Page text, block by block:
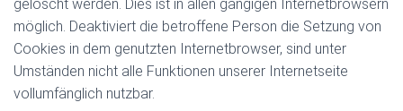
gelöscht werden. Dies ist in allen gängigen Internetbrowsern
möglich. Deaktiviert die betroffene Person die Setzung von
Cookies in dem genutzten Internetbrowser, sind unter
Umständen nicht alle Funktionen unserer Internetseite
vollumfänglich nutzbar.